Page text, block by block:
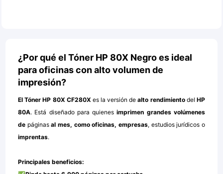
¿Por qué el Tóner HP 80X Negro es ideal
para oficinas con alto volumen de
impresión?
ElTóner HP 80X CF280X es la versión dealto rendimientodel HP
80A. Está diseñado para quienesimprimen grandes volúmenes
de páginasal mes, como oficinas, empresas, estudios jurídicos o
imprentas.
Principales beneficios: